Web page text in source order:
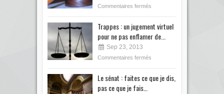
Commentaires fermés
Trappes : un jugement virtuel
pour ne pas enflamer de...
Sep 23, 2013
Commentaires fermés
Le sénat : faites ce que je dis,
pas ce que je fais…